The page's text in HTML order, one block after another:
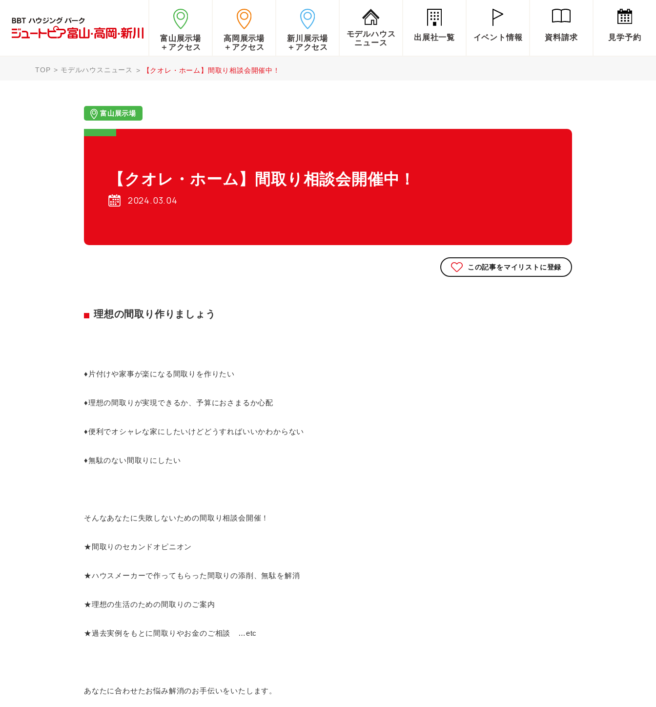
富山展示場
＋アクセス
高岡展示場
＋アクセス
新川展示場
＋アクセス
モデルハウス
ニュース
出展社一覧 イベント情報 資料請求 見学予約
TOP モデルハウスニュース 【クオレ・ホーム】間取り相談会開催中！
富山展示場
【クオレ・ホーム】間取り相談会開催中！
2024.03.04
この記事をマイリストに登録
理想の間取り作りましょう
♦片付けや家事が楽になる間取りを作りたい
♦理想の間取りが実現できるか、予算におさまるか心配
♦便利でオシャレな家にしたいけどどうすればいいかわからない
♦無駄のない間取りにしたい
そんなあなたに失敗しないための間取り相談会開催！
★間取りのセカンドオピニオン
★ハウスメーカーで作ってもらった間取りの添削、無駄を解消
★理想の生活のための間取りのご案内
★過去実例をもとに間取りやお金のご相談 …etc
あなたに合わせたお悩み解消のお手伝いをいたします。